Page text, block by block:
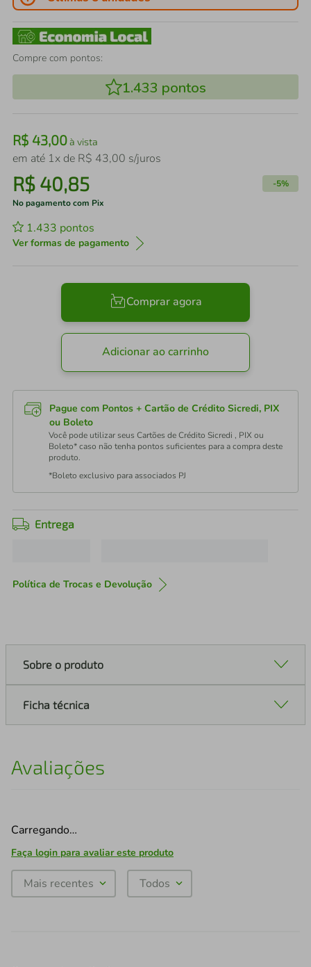
Compre com pontos:
1.433 pontos
R$ 43,00à vista
em até 1x de R$ 43,00 s/juros
R$ 40,85 -5%
No pagamento com Pix
1.433 pontos
Ver formas de pagamento
Comprar agora
Adicionar ao carrinho
Pague com Pontos + Cartão de Crédito Sicredi, PIX
ou Boleto
Você pode utilizar seus Cartões de Crédito Sicredi , PIX ou
Boleto* caso não tenha pontos suficientes para a compra deste
produto.
*Boleto exclusivo para associados PJ
Entrega
Política de Trocas e Devolução
Sobre o produto
Ficha técnica
Avaliações
Carregando…
Faça login para avaliar este produto
Mais recentes Todos